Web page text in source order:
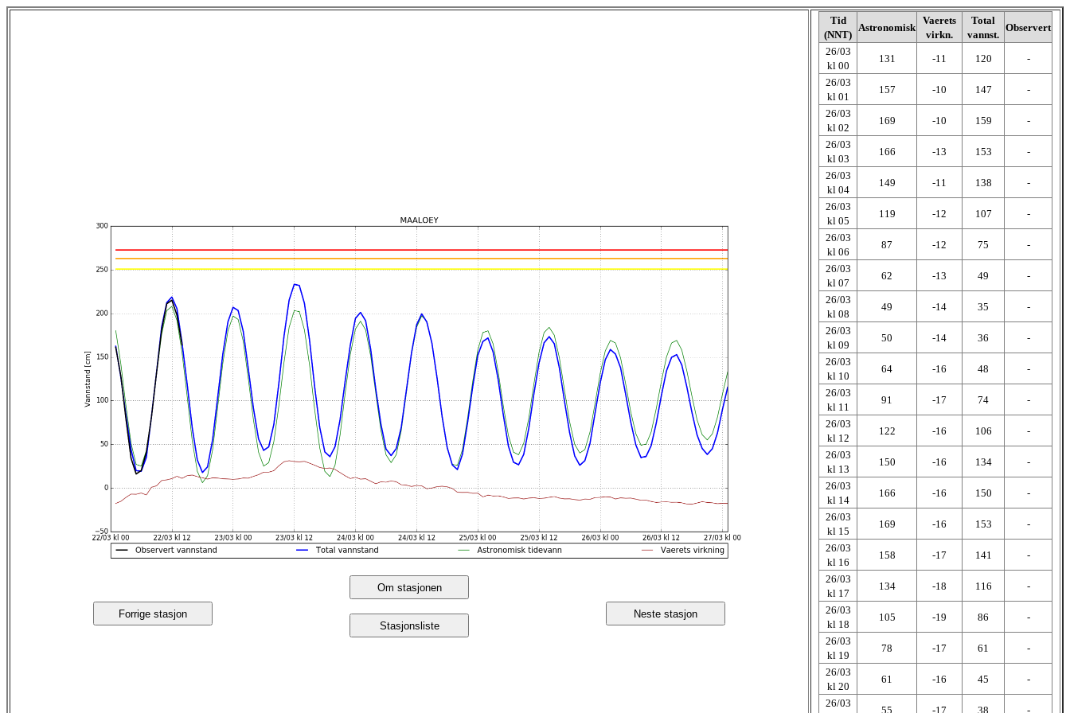
Forrige stasjon
Om stasjonen
Stasjonsliste
Neste stasjon
Tid
(NNT)
Astronomisk
Vaerets
virkn.
Total
vannst.
Observert
26/03
kl 00
131 -11 120
-
26/03
kl 01
157 -10 147
-
26/03
kl 02
169 -10 159
-
26/03
kl 03
166 -13 153
-
26/03
kl 04
149 -11 138
-
26/03
kl 05
119 -12 107
-
26/03
kl 06
87 -12 75
-
26/03
kl 07
62 -13 49
-
26/03
kl 08
49 -14 35
-
26/03
kl 09
50 -14 36
-
26/03
kl 10
64 -16 48
-
26/03
kl 11
91 -17 74
-
26/03
kl 12
122 -16 106
-
26/03
kl 13
150 -16 134
-
26/03
kl 14
166 -16 150
-
26/03
kl 15
169 -16 153
-
26/03
kl 16
158 -17 141
-
26/03
kl 17
134 -18 116
-
26/03
kl 18
105 -19 86
-
26/03
kl 19
78 -17 61
-
26/03
kl 20
61 -16 45
-
26/03
55 -17 38 -